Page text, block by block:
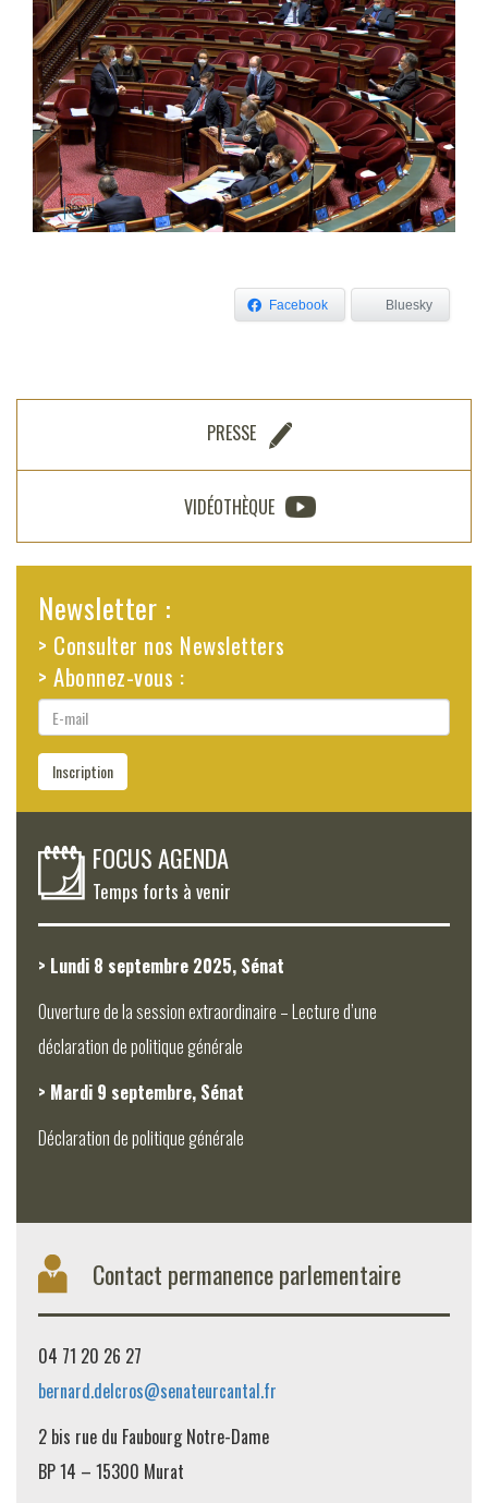
Facebook Bluesky
PRESSE
VIDÉOTHÈQUE
Newsletter :
> Consulter nos Newsletters
> Abonnez-vous :
E-
mail
Inscription
FOCUS AGENDA
Temps forts à venir
> Lundi 8 septembre 2025, Sénat
Ouverture de la session extraordinaire – Lecture d’une
déclaration de politique générale
> Mardi 9 septembre, Sénat
Déclaration de politique générale
Contact permanence parlementaire
04 71 20 26 27
bernard.delcros@senateurcantal.fr
2 bis rue du Faubourg Notre-Dame
BP 14 – 15300 Murat